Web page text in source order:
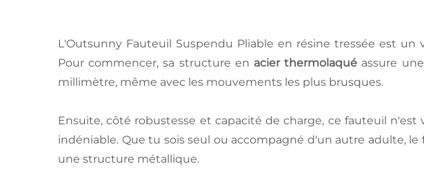
L'Outsunny Fauteuil Suspendu Pliable en résine tressée est
Pour commencer, sa structure en acier thermolaqué assure
millimètre, même avec les mouvements les plus brusques.
Ensuite, côté robustesse et capacité de charge, ce fauteuil
indéniable. Que tu sois seul ou accompagné d'un autre adulte,
une structure métallique.